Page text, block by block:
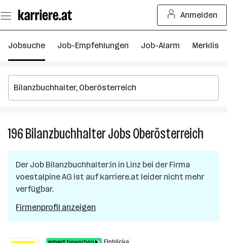
Seiteninhalt
springen
Anmelden
Jobsuche Job-Empfehlungen Job-Alarm Merkliste
196BilanzbuchhalterJobsOberösterreich
Jobs
Der Job Bilanzbuchhalter:in in Linz bei der Firma
voestalpine AG ist auf karriere.at leider nicht mehr
verfügbar.
Firmenprofil anzeigen